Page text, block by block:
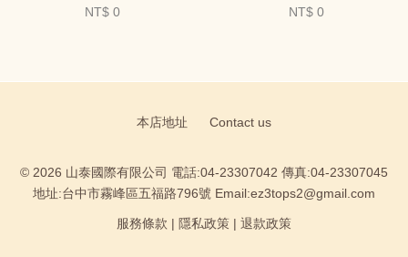
NT$ 0 NT$ 0
本店地址 Contact us
© 2026 山泰國際有限公司 電話:04-23307042 傳真:04-23307045
地址:台中市霧峰區五福路796號 Email:ez3tops2@gmail.com
服務條款 隱私政策 退款政策